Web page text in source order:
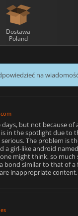
Dostawa
Poland
na
but not because
in the spotlight due to
The problem is
a girl-like android
might think, so
bond similar to that of
inappropriate